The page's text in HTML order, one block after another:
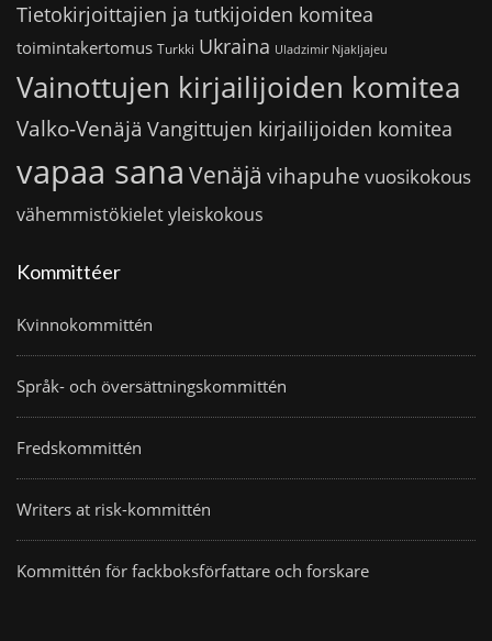
Tietokirjoittajien ja tutkijoiden komitea
toimintakertomus Turkki Ukraina Uladzimir Njakljajeu
Vainottujen kirjailijoiden komitea
Valko-Venäjä Vangittujen kirjailijoiden komitea
vapaa sana Venäjä vihapuhe vuosikokous
vähemmistökieletyleiskokous
Kommittéer
Kvinnokommittén
Språk- och översättningskommittén
Fredskommittén
Writers at risk-kommittén
Kommittén för fackboksförfattare och forskare